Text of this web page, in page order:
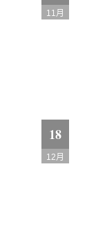
11月
18
12月